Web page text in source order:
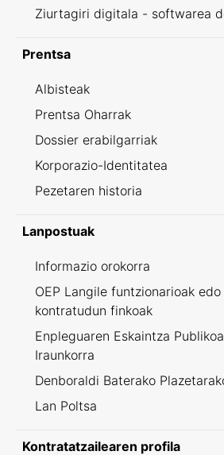
Ziurtagiri digitala - softwarea
Prentsa
Albisteak
Prentsa Oharrak
Dossier erabilgarriak
Korporazio-Identitatea
Pezetaren historia
Lanpostuak
Informazio orokorra
OEP Langile funtzionarioak
kontratudun finkoak
Enpleguaren Eskaintza
Iraunkorra
Denboraldi Baterako
Lan Poltsa
Kontratatzailearen profila